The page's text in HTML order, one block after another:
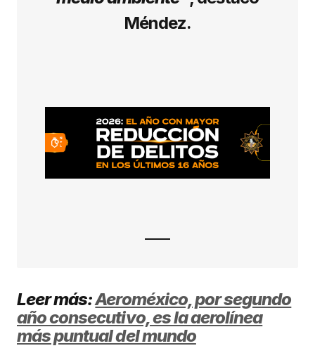
Méndez.
Leer más:Aeroméxico, por segundo
año consecutivo, es la aerolínea
más puntual del mundo